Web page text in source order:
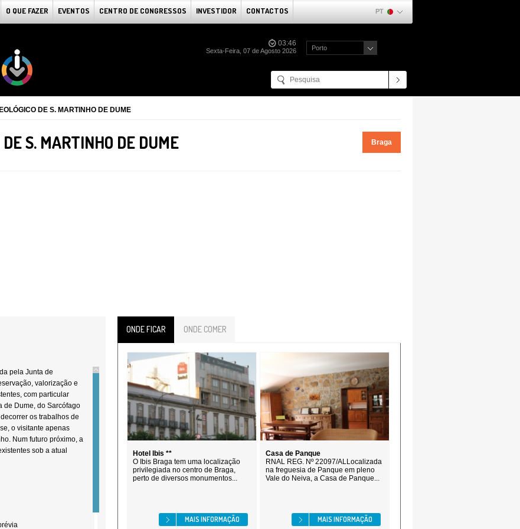
O QUE FAZER EVENTOS CENTRO DE CONGRESSOS INVESTIDOR CONTACTOS PT
03:46
Sexta-Feira, 07 de Agosto 2026 Porto
DE S. MARTINHO DE DUME
S. MARTINHO DE DUME Braga
pela Junta de
valorização e
com particular
de Dume, do Sarcófago
os trabalhos de
o visitante apenas
Num futuro próximo, a
sob a atual
ONDE FICAR ONDE COMER
Hotel Ibis **
O Ibis Braga tem uma localização
privilegiada no centro de Braga,
perto de diversos monumentos...
MAIS INFORMAÇÃO
Casa de Panque
RNAL REG. Nº 22097/ALLocalizada
na freguesia de Panque em pleno
Vale do Neiva, a Casa de Panque...
MAIS INFORMAÇÃO